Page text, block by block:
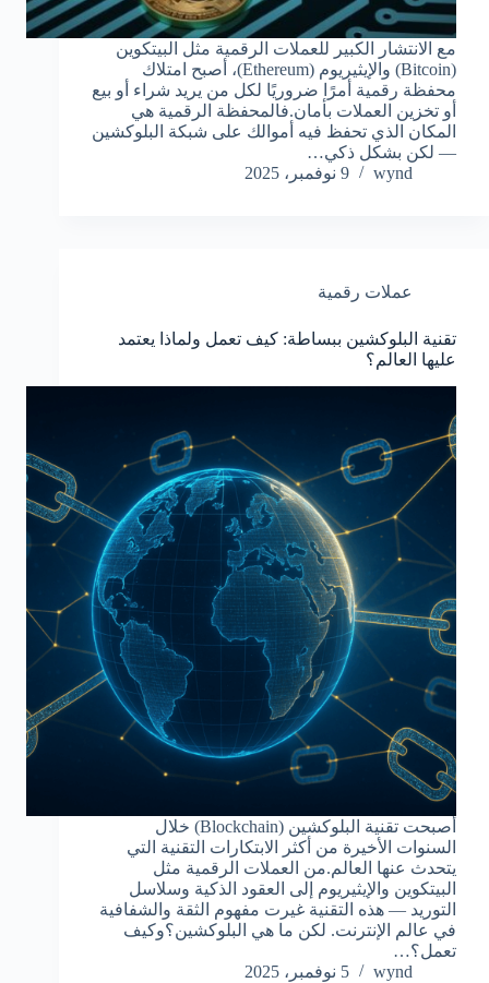
مع الانتشار الكبير للعملات الرقمية مثل البيتكوين
(Bitcoin) والإيثيريوم (Ethereum)، أصبح امتلاك
محفظة رقمية أمرًا ضروريًا لكل من يريد شراء أو بيع
أو تخزين العملات بأمان.فالمحفظة الرقمية هي
المكان الذي تحفظ فيه أموالك على شبكة البلوكشين
— لكن بشكل ذكي…
wynd
9 نوفمبر، 2025
عملات رقمية
تقنية البلوكشين ببساطة: كيف تعمل ولماذا يعتمد
عليها العالم؟
أصبحت تقنية البلوكشين (Blockchain) خلال
السنوات الأخيرة من أكثر الابتكارات التقنية التي
يتحدث عنها العالم.من العملات الرقمية مثل
البيتكوين والإيثيريوم إلى العقود الذكية وسلاسل
التوريد — هذه التقنية غيرت مفهوم الثقة والشفافية
في عالم الإنترنت. لكن ما هي البلوكشين؟وكيف
تعمل؟…
wynd
5 نوفمبر، 2025